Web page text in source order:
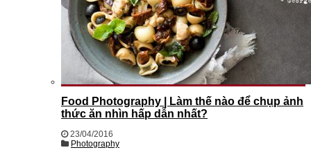
Food Photography | Làm thế nào để chụp ảnh
thức ăn nhìn hấp dẫn nhất?
23/04/2016
Photography